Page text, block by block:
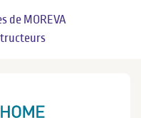
de MOREVA